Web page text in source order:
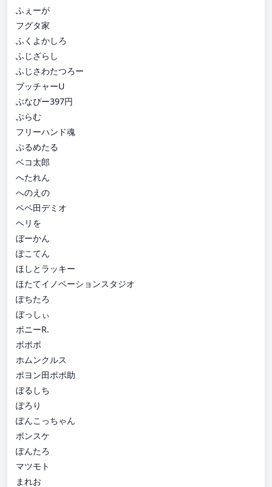
ふぇーが
フグタ家
ふくよかしろ
ふじざらし
ふじさわたつろー
ブッチャーU
ぶなぴー397円
ぷらむ
フリーハンド魂
ぷるめたる
ベコ太郎
へたれん
へのえの
ペペ田デミオ
ヘリを
ぼーかん
ぽこてん
ほしとラッキー
ほたてイノベーションスタジオ
ぽちたろ
ぼっしぃ
ポニーR.
ボボボ
ホムンクルス
ポヨン田ポポ助
ぼるしち
ぽろり
ぽんこっちゃん
ポンスケ
ぽんたろ
マツモト
まれお